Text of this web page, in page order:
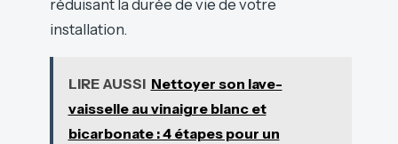
réduisant la durée de vie de votre
installation.
LIRE AUSSI Nettoyer son lave-
vaisselle au vinaigre blanc et
bicarbonate : 4 étapes pour un